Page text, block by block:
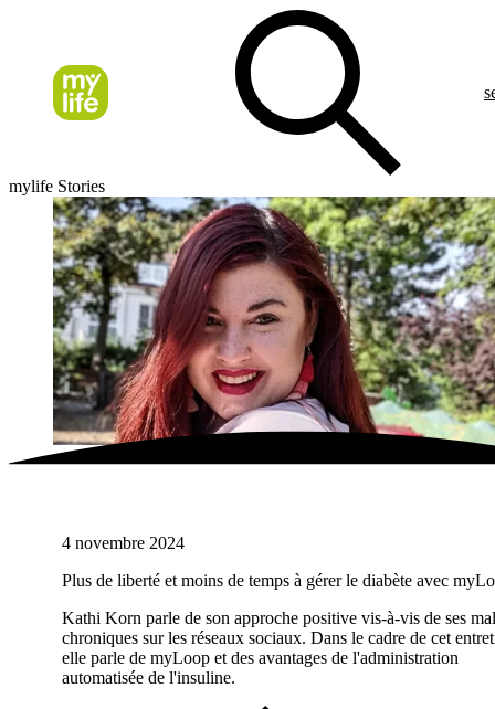
mylife Stories
4 novembre 2024
Plus de liberté et moins de temps à gérer le diabète avec
Kathi Korn parle de son approche positive vis-à-vis de ses
chroniques sur les réseaux sociaux. Dans le cadre de cet
elle parle de myLoop et des avantages de l'administration
automatisée de l'insuline.